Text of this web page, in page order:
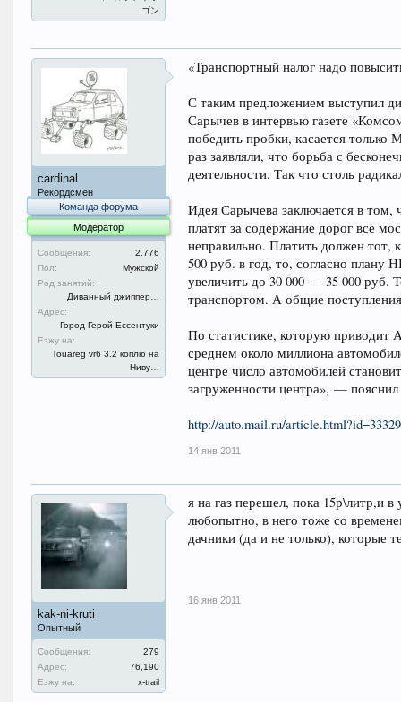
ゴン
cardinal
Рекордсмен
Команда форума
Модератор
Сообщения:
2.776
Пол:
Мужской
Род занятий:
Диванный джиппер…
Адрес:
Город-Герой Ессентуки
Езжу на:
Touareg vr6 3.2 коплю на
Ниву…
«Транспортный налог надо
С таким предложением выступил
Сарычев в интервью газете
победить пробки, касается
раз заявляли, что борьба с
деятельности. Так что столь
Идея Сарычева заключается в том,
платят за содержание дорог все
неправильно. Платить должен тот,
500 руб. в год, то, согласно плану
увеличить до 30 000 — 35 000 руб.
транспортом. А общие
По статистике, которую приводит
среднем около миллиона
центре число автомобилей
загруженности центра», — пояснил
http://auto.mail.ru/article.html?id=33329
14 янв 2011
kak-ni-kruti
Опытный
Сообщения:
279
Адрес:
76,190
Езжу на:
x-trail
я на газ перешел, пока 15р\литр,и
любопытно, в него тоже со
дачники (да и не только), которые
16 янв 2011